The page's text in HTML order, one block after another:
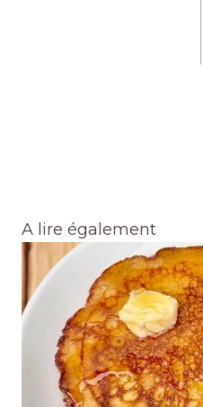
A lire également